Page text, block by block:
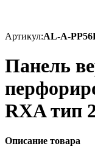
Артикул:AL-A-
Панель
RXA тип
Описание товара